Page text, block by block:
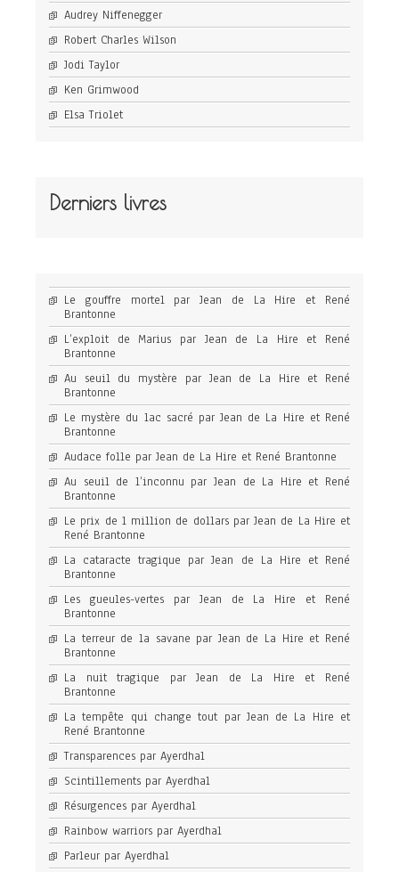
Audrey Niffenegger
Robert Charles Wilson
Jodi Taylor
Ken Grimwood
Elsa Triolet
Derniers livres
Le gouffre mortel par Jean de La Hire et René
Brantonne
L’exploit de Marius par Jean de La Hire et René
Brantonne
Au seuil du mystère par Jean de La Hire et René
Brantonne
Le mystère du lac sacré par Jean de La Hire et René
Brantonne
Audace folle par Jean de La Hire et René Brantonne
Au seuil de l’inconnu par Jean de La Hire et René
Brantonne
Le prix de 1 million de dollars par Jean de La Hire et
René Brantonne
La cataracte tragique par Jean de La Hire et René
Brantonne
Les gueules-vertes par Jean de La Hire et René
Brantonne
La terreur de la savane par Jean de La Hire et René
Brantonne
La nuit tragique par Jean de La Hire et René
Brantonne
La tempête qui change tout par Jean de La Hire et
René Brantonne
Transparences par Ayerdhal
Scintillements par Ayerdhal
Résurgences par Ayerdhal
Rainbow warriors par Ayerdhal
Parleur par Ayerdhal